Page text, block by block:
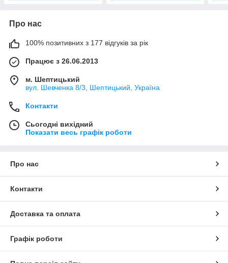
Про нас
100% позитивних з 177 відгуків за рік
Працює з 26.06.2013
м. Шептицький
вул. Шевченка 8/3, Шептицький, Україна
Контакти
Сьогодні вихідний
Показати весь графік роботи
Про нас
Контакти
Доставка та оплата
Графік роботи